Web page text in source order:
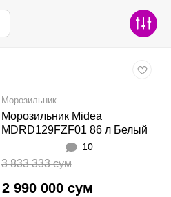
Морозильник
Морозильник Midea
MDRD129FZF01 86 л Белый
10
3 833 333 сум
2 990 000 сум